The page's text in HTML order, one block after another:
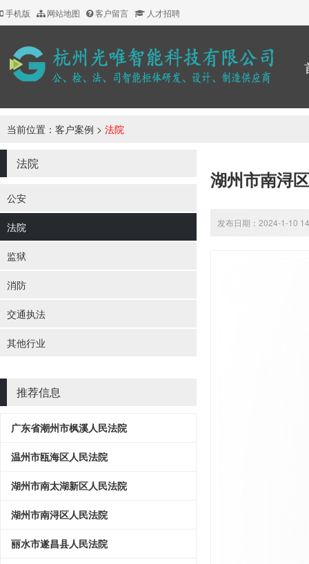
手机版 网站地图 客户留言 人才招聘
当前位置： 客户案例 > 法院
法院
公安
法院
监狱
消防
交通执法
其他行业
推荐信息
广东省潮州市枫溪人民法院
温州市瓯海区人民法院
湖州市南太湖新区人民法院
湖州市南浔区人民法院
丽水市遂昌县人民法院
湖州市南浔
发布日期：2024-1-10